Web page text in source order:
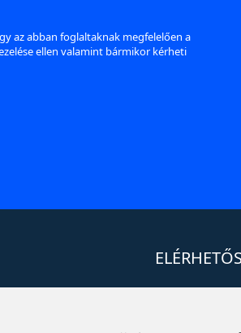
az abban foglaltaknak megfelelően a
ellen valamint bármikor kérheti